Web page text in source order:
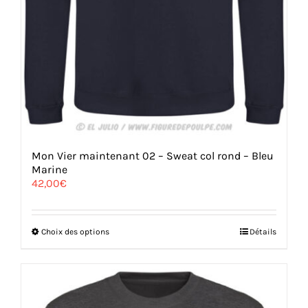
Mon Vier maintenant 02 – Sweat col rond – Bleu
Marine
42,00€
Choix des optionsCe
plusieurs
variations.
Détails